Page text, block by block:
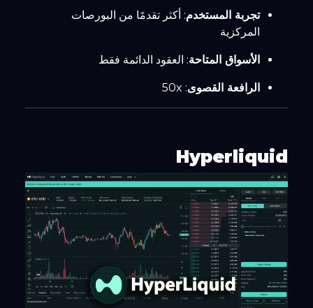
تجربة المستخدم: أكثر تقدمًا من البورصات
المركزية
الأسواق المتاحة: العقود الدائمة فقط
الرافعة القصوى: 50x
Hyperliquid